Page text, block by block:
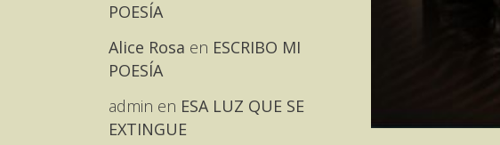
POESÍA
Alice Rosa en ESCRIBO MI
POESÍA
admin en ESA LUZ QUE SE
EXTINGUE